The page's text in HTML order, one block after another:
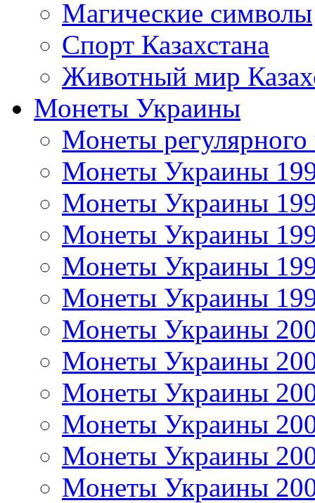
Магические символы
Спорт Казахстана
Животный мир
Монеты Украины
Монеты регулярного
Монеты Украины
Монеты Украины
Монеты Украины
Монеты Украины
Монеты Украины
Монеты Украины
Монеты Украины
Монеты Украины
Монеты Украины
Монеты Украины
Монеты Украины